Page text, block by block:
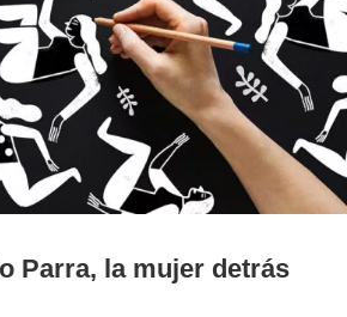
Parra, la mujer detrás